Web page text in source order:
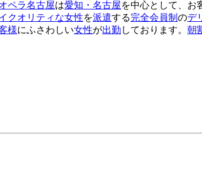
ペラ名古屋は愛知・名古屋を中心として、お
クオリティな女性を派遣する完全会員制 のデ
様にふさわしい女性が出勤 しております。 朝